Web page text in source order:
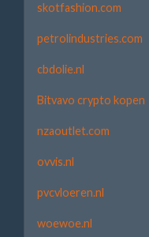
skotfashion.com
petrolindustries.com
cbdolie.nl
Bitvavo crypto kopen
nzaoutlet.com
ovvis.nl
pvcvloeren.nl
woewoe.nl